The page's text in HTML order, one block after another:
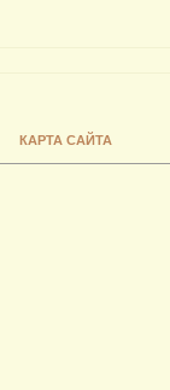
КАРТА САЙТА